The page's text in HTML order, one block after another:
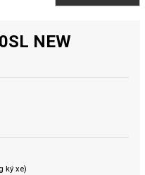
NEW
ký xe)